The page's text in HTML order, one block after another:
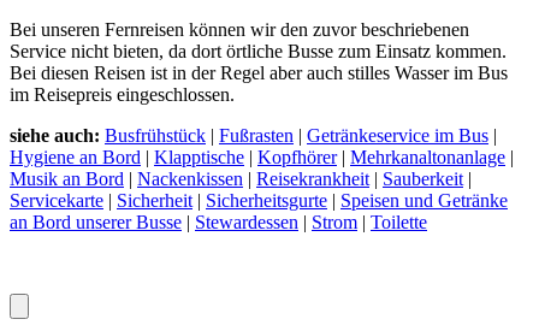
Bei unseren Fernreisen können wir den zuvor beschriebenen
Service nicht bieten, da dort örtliche Busse zum Einsatz kommen.
Bei diesen Reisen ist in der Regel aber auch stilles Wasser im Bus
im Reisepreis eingeschlossen.
siehe auch: Busfrühstück | Fußrasten | Getränkeservice im Bus |
Hygiene an Bord | Klapptische | Kopfhörer| Mehrkanaltonanlage |
Musik an Bord | Nackenkissen | Reisekrankheit | Sauberkeit |
Servicekarte | Sicherheit | Sicherheitsgurte | Speisen und Getränke
an Bord unserer Busse | Stewardessen | Strom | Toilette